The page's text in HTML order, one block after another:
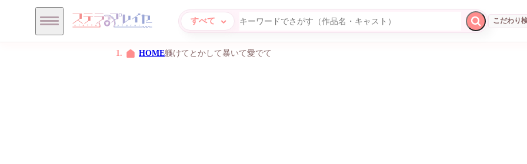
メニュー
ステラプレイヤー
検索
こだわり
オトメ BL 一般
HOME躾けてとかして暴いて愛でて